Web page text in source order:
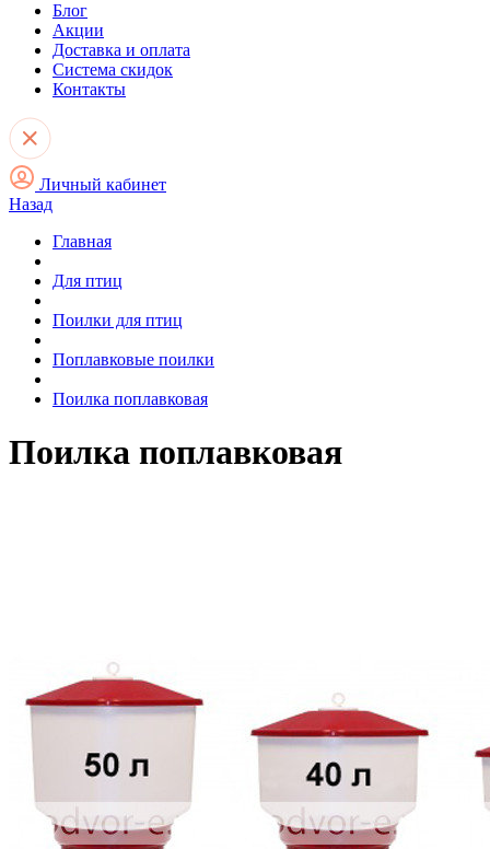
Блог
Акции
Доставка и оплата
Система скидок
Контакты
Личный кабинет
Назад
Главная
Для птиц
Поилки для птиц
Поплавковые поилки
Поилка поплавковая
Поилка поплавковая